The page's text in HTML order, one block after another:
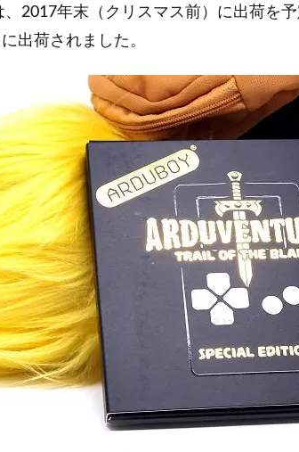
、2017年末（クリスマス前）に出荷を
出荷されました。